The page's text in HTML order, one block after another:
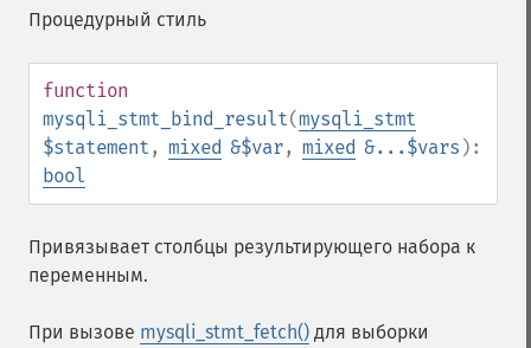
Процедурный стиль
function
mysqli_stmt_bind_result(mysqli_stmt
$statement , mixed &$var, mixed &...$vars ):
bool
Привязывает столбцы результирующего набора к
переменным.
При вызове mysqli_stmt_fetch() для выборки